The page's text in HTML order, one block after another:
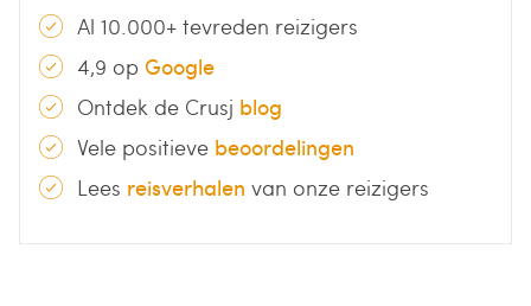
Al 10.000+ tevreden reizigers
4,9 op Google
Ontdek de Crusj blog
Vele positieve beoordelingen
Lees reisverhalen van onze reizigers